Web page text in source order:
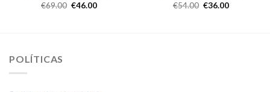
€69.00 €46.00
€54.00 €36.00
POLÍTICAS